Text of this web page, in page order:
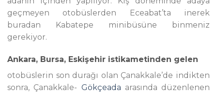
geçmeyen otobüslerden Ecea­bat’ta in­erek
buradan Kabatepe minibüsüne binmeniz
gerekiyor.
An­ka­ra, Bur­sa, Es­ki­şe­hir istikametinden ge­len
oto­büs­le­rin son durağı olan Ça­nak­ka­le’de indikten
sonra, Ça­nak­ka­le- Gök­çea­da arasında dü­zen­le­nen